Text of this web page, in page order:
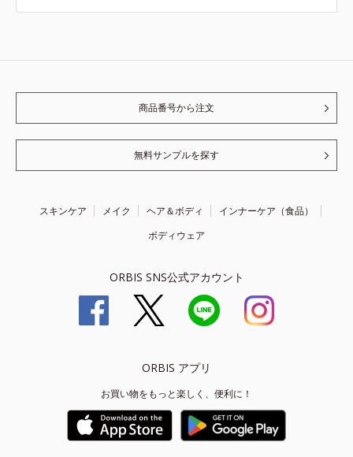
商品番号から注文
無料サンプルを探す
スキンケア メイク ヘア＆ボディ
インナーケア（食品）
ボディウェア
ORBIS SNS公式アカウント
ORBIS アプリ
お買い物をもっと楽しく、便利に！